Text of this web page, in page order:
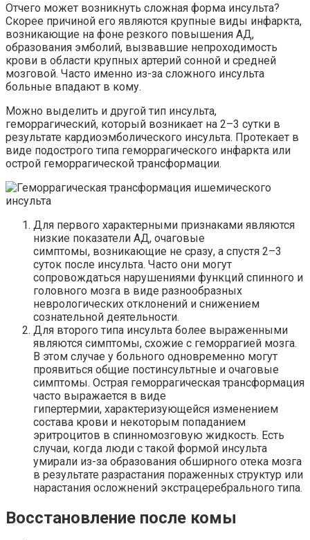
Отчего может возникнуть сложная форма инсульта?
Скорее причиной его являются крупные виды инфаркта,
возникающие на фоне резкого повышения АД,
образования эмболий, вызвавшие непроходимость
крови в области крупных артерий сонной и средней
мозговой. Часто именно из-за сложного инсульта
больные впадают в кому.
Можно выделить и другой тип инсульта,
геморрагический, который возникает на 2–3 сутки в
результате кардиоэмболического инсульта. Протекает в
виде подострого типа геморрагического инфаркта или
острой геморрагической трансформации.
Для первого характерными признаками являются
низкие показатели АД, очаговые
симптомы, возникающие не сразу, а спустя 2–3
суток после инсульта. Часто они могут
сопровождаться нарушениями функций спинного и
головного мозга в виде разнообразных
неврологических отклонений и снижением
сознательной деятельности.
Для второго типа инсульта более выраженными
являются симптомы, схожие с геморрагией мозга.
В этом случае у больного одновременно могут
проявиться общие постинсультные и очаговые
симптомы. Острая геморрагическая трансформация
часто выражается в виде
гипертермии, характеризующейся изменением
состава крови и некоторым попаданием
эритроцитов в спинномозговую жидкость. Есть
случаи, когда люди с такой формой инсульта
умирали из-за образования обширного отека мозга
в результате разрастания пораженных структур или
нарастания осложнений экстрацеребрального типа.
Восстановление после комы